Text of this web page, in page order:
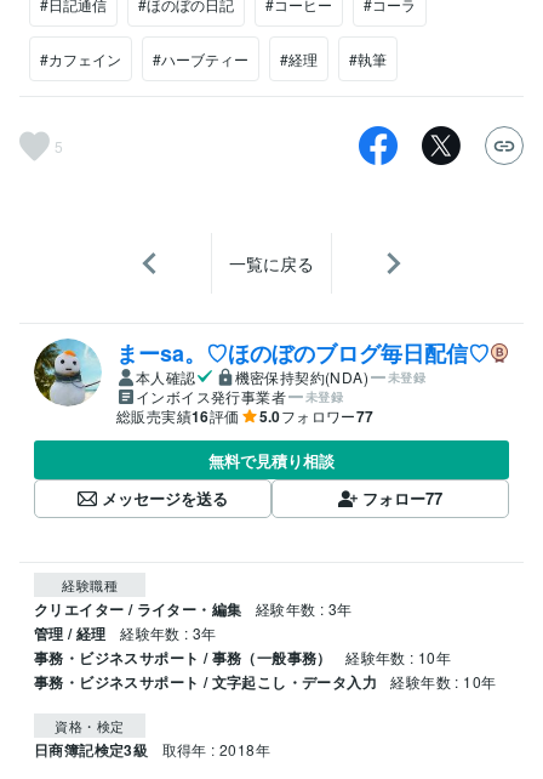
#日記通信 #ほのぼの日記 #コーヒー #コーラ
#カフェイン #ハーブティー #経理 #執筆
5
一覧に戻る
まーsa。♡ほのぼのブログ毎日配信♡
本人確認 機密保持契約(NDA) 未登録
インボイス発行事業者 未登録
総販売実績16評価 5.0フォロワー77
無料で見積り相談
メッセージを送る
フォロー77
経験職種
クリエイター / ライター・編集 経験年数 : 3年
管理 / 経理 経験年数 : 3年
事務・ビジネスサポート / 事務（一般事務） 経験年数 : 10年
事務・ビジネスサポート / 文字起こし・データ入力 経験年数 : 10年
資格・検定
日商簿記検定3級 取得年 : 2018年